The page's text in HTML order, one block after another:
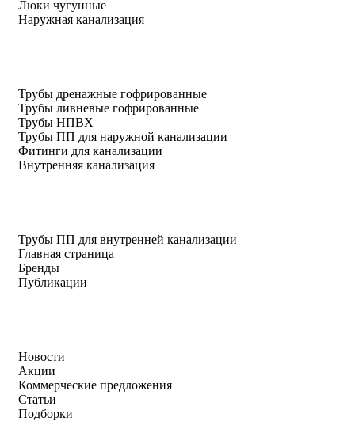
Люки чугунные
Наружная канализация
Трубы дренажные гофрированные
Трубы ливневые гофрированные
Трубы НПВХ
Трубы ПП для наружной канализации
Фитинги для канализации
Внутренняя канализация
Трубы ПП для внутренней канализации
Главная страница
Бренды
Публикации
Новости
Акции
Коммерческие предложения
Статьи
Подборки